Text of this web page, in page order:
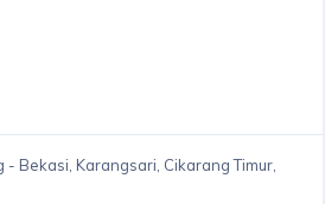
- Bekasi, Karangsari, Cikarang Timur,